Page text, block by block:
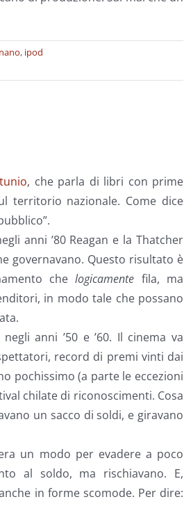
, ipod
, che parla di libri con prime
territorio nazionale. Come dice
anni ’80 Reagan e la Thatcher
governavano. Questo risultato è
chelogicamente fila, ma
in modo tale che possano
anni ’50 e ’60. Il cinema va
record di premi vinti dai
pochissimo (a parte le eccezioni
chilate di riconoscimenti. Cosa
un sacco di soldi, e giravano
un modo per evadere a poco
al soldo, ma rischiavano. E,
in forme scomode. Per dire: